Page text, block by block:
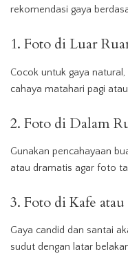
rekomendasi gaya
1. Foto di Luar
Cocok untuk gaya
cahaya matahari pagi
2. Foto di Dalam
Gunakan pencahayaan
atau dramatis agar foto
3. Foto di Kafe
Gaya candid dan santai
sudut dengan latar